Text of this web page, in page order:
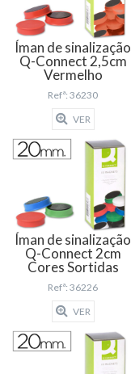
Íman de sinalização
Q-Connect 2,5cm
Vermelho
Refª: 36230
VER
Íman de sinalização
Q-Connect 2cm
Cores Sortidas
Refª: 36226
VER